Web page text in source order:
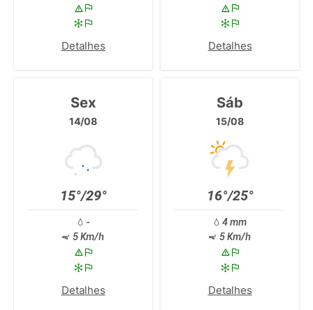
Detalhes Detalhes
Sex
14/08
15°/29°
-
5 Km/h
Detalhes
Sáb
15/08
16°/25°
4 mm
5 Km/h
Detalhes